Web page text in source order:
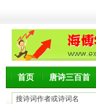
首页 唐诗三百首